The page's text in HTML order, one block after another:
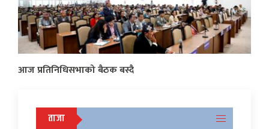
आज प्रतिनिधिसभाको बैठक बस्दै
ताजा